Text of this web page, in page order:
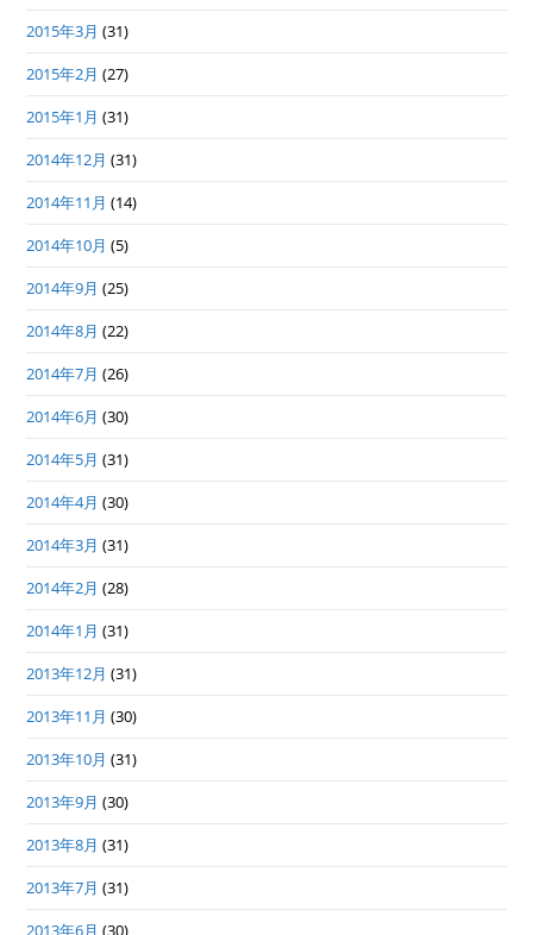
2015年3月 (31)
2015年2月 (27)
2015年1月 (31)
2014年12月 (31)
2014年11月 (14)
2014年10月 (5)
2014年9月 (25)
2014年8月 (22)
2014年7月 (26)
2014年6月 (30)
2014年5月 (31)
2014年4月 (30)
2014年3月 (31)
2014年2月 (28)
2014年1月 (31)
2013年12月 (31)
2013年11月 (30)
2013年10月 (31)
2013年9月 (30)
2013年8月 (31)
2013年7月 (31)
2013年6月 (30)